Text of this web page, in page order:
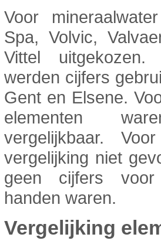
Voor
Spa, Volvic,
Vittel uitgekozen.
werden cijfers
Gent en Elsene.
elementen
vergelijkbaar.
vergelijking niet
geen cijfers voor
handen waren.
Vergelijking